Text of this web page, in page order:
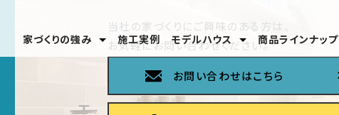
家づくりの強み
安心のテクノロジー
家づくりの流れ
施工実例 モデルハウス
高松東店
丸亀店
分譲モデルハウス
商品ラインナップ
当社の家づくりにご興味のある方は、
お気軽にお問い合わせください。
お問い合わせはこちら